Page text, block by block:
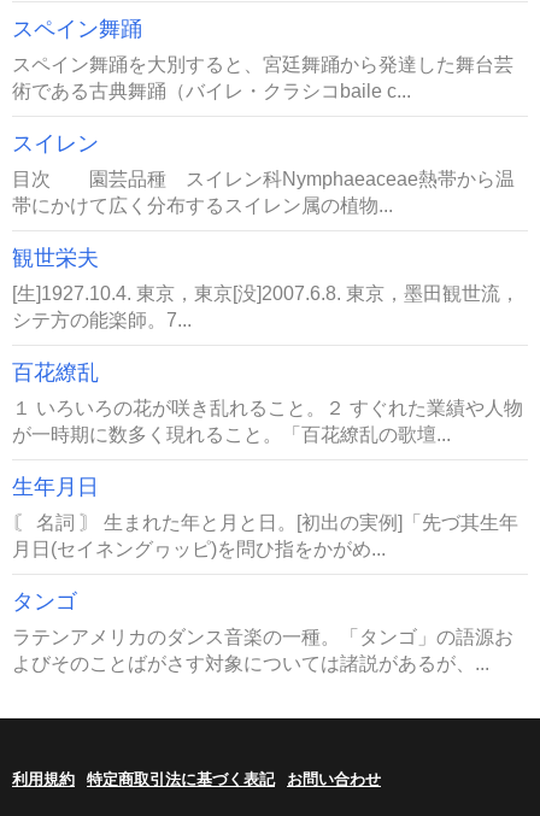
スペイン舞踊
スペイン舞踊を大別すると、宮廷舞踊から発達した舞台芸
術である古典舞踊（バイレ・クラシコbaile c...
スイレン
目次 園芸品種 スイレン科Nymphaeaceae熱帯から温
帯にかけて広く分布するスイレン属の植物...
観世栄夫
[生]1927.10.4. 東京，東京[没]2007.6.8. 東京，墨田観世流，
シテ方の能楽師。7...
百花繚乱
１ いろいろの花が咲き乱れること。２ すぐれた業績や人物
が一時期に数多く現れること。「百花繚乱の歌壇...
生年月日
〘 名詞 〙 生まれた年と月と日。[初出の実例]「先づ其生年
月日(セイネングヮッピ)を問ひ指をかがめ...
タンゴ
ラテンアメリカのダンス音楽の一種。「タンゴ」の語源お
よびそのことばがさす対象については諸説があるが、...
利用規約 特定商取引法に基づく表記 お問い合わせ